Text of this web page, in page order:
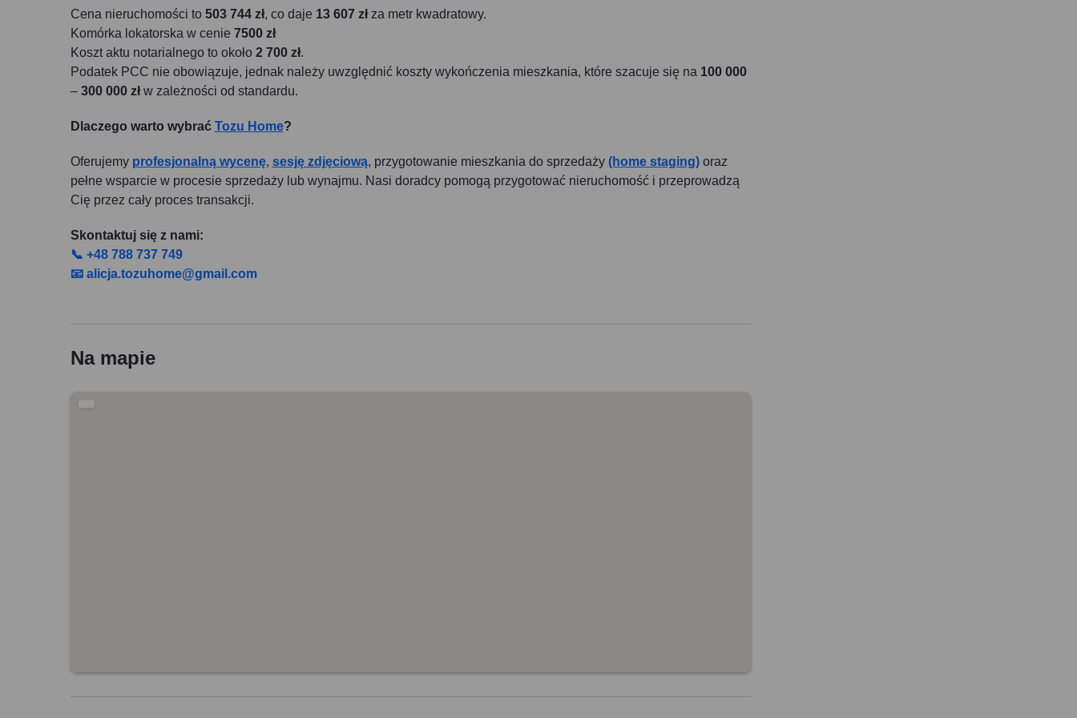
Cena nieruchomości to 503 744 zł, co daje 13 607 złza metr kwadratowy.
Komórka lokatorska w cenie 7500 zł
Koszt aktu notarialnego to około 2 700 zł.
Podatek PCC nie obowiązuje, jednak należy uwzględnić koszty wykończenia mieszkania, które szacuje się na 100 000
– 300 000 złw zależności od standardu.
Dlaczego warto wybrać Tozu Home?
Oferujemy profesjonalną wycenę, sesję zdjęciową, przygotowanie mieszkania do sprzedaży (home staging)oraz
pełne wsparcie w procesie sprzedaży lub wynajmu. Nasi doradcy pomogą przygotować nieruchomość i przeprowadzą
Cię przez cały proces transakcji.
Skontaktuj się z nami:
📞 +48 788 737 749
📧 alicja.tozuhome@gmail.com
Na mapie